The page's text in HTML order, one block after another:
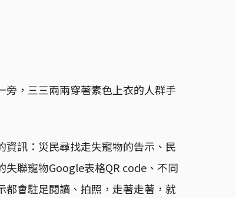
，三三兩兩穿著素色上衣的人群手
訊：災民尋找走失寵物的告示、民
聯寵物Google表格QR code、不同
會駐足閱讀、拍照，走著走著，就